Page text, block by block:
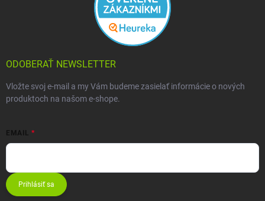
ODOBERAŤ NEWSLETTER
Vložte svoj e-mail a my Vám budeme zasielať informácie o nových
produktoch na našom e-shope.
EMAIL
Prihlásiť sa